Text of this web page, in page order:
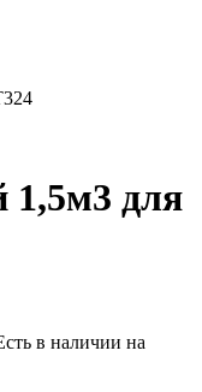
1,5м3 для
в наличии на